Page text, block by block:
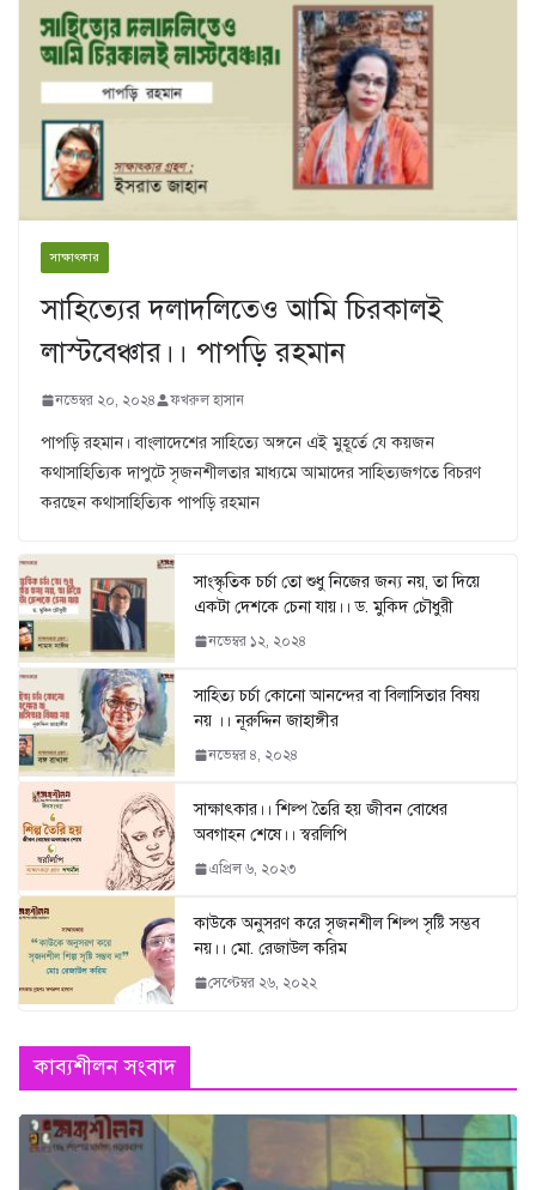
সাক্ষাৎকার
সাহিত্যের দলাদলিতেও আমি চিরকালই
লাস্টবেঞ্চার।। পাপড়ি রহমান
নভেম্বর ২০, ২০২৪ ফখরুল হাসান
পাপড়ি রহমান। বাংলাদেশের সাহিত্যে অঙ্গনে এই মুহূর্তে যে কয়জন
কথাসাহিত্যিক দাপুটে সৃজনশীলতার মাধ্যমে আমাদের সাহিত্যজগতে বিচরণ
করছেন কথাসাহিত্যিক পাপড়ি রহমান
সাংস্কৃতিক চর্চা তো শুধু নিজের জন্য নয়, তা দিয়ে
একটা দেশকে চেনা যায়।। ড. মুকিদ চৌধুরী
নভেম্বর ১২, ২০২৪
সাহিত্য চর্চা কোনো আনন্দের বা বিলাসিতার বিষয়
নয় ।। নূরুদ্দিন জাহাঙ্গীর
নভেম্বর ৪, ২০২৪
সাক্ষাৎকার।। শিল্প তৈরি হয় জীবন বোধের
অবগাহন শেষে।। স্বরলিপি
এপ্রিল ৬, ২০২৩
কাউকে অনুসরণ করে সৃজনশীল শিল্প সৃষ্টি সম্ভব
নয়।। মো. রেজাউল করিম
সেপ্টেম্বর ২৬, ২০২২
কাব্যশীলন সংবাদ